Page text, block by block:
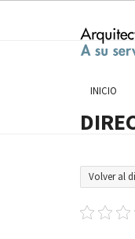
INICIO
Volver al